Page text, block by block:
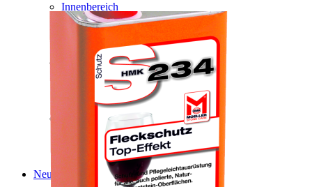
Innenbereich
Grabmale
Fliesen und Keramikverarbeitung
Neuigkeiten